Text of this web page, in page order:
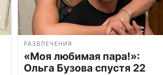
РАЗВЛЕЧЕНИЯ
«Моя любимая пара!»:
Ольга Бузова спустя 22